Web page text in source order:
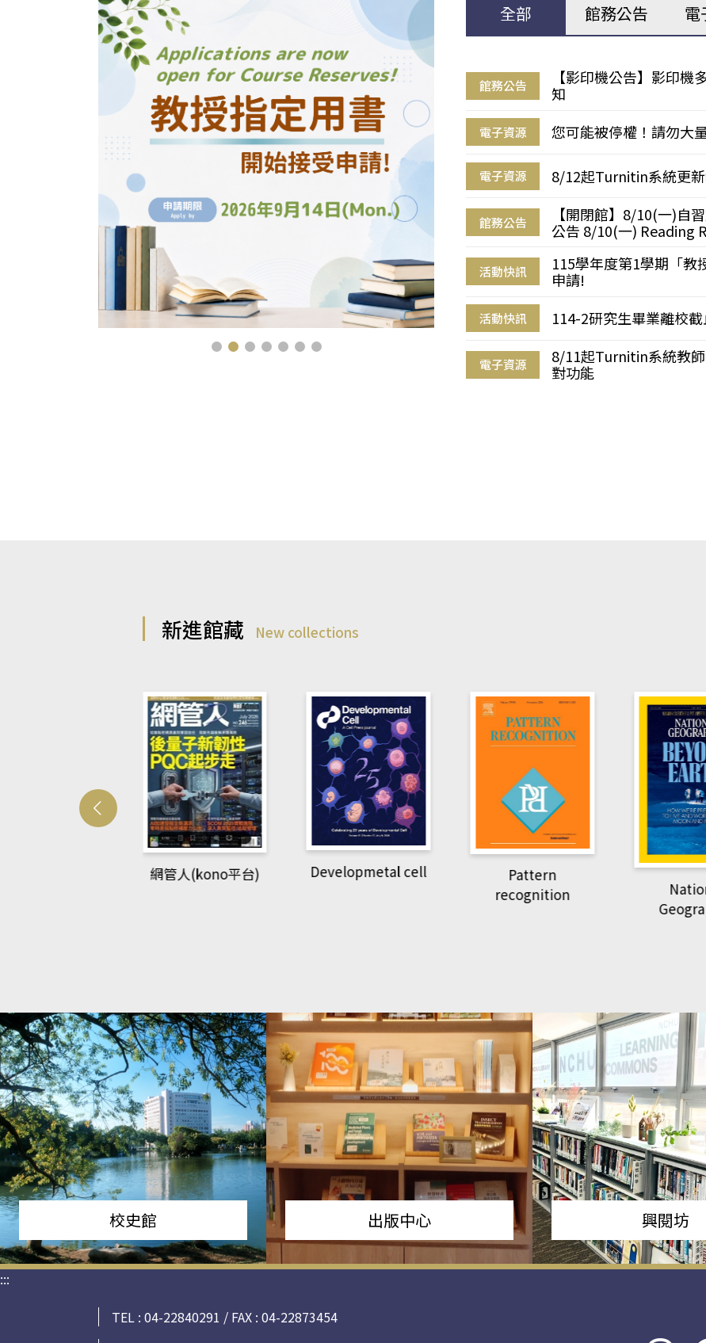
全部 館務公告 電
館務公告
【影印機公告】影印
知
電子資源 您可能被停權！請勿大
電子資源 8/12起Turnitin系統更
館務公告
【開閉館】8/10(一)自
公告 8/10(一) Reading
活動快訊
115學年度第1學期「教
申請!
活動快訊 114-2研究生畢業離校
電子資源
8/11起Turnitin系統教
對功能
新進館藏 New collections
網管人(kono平台) Developmetal cell
Pattern
recognition
校史館 出版中心 興閱坊
:::
TEL : 04-22840291 / FAX : 04-22873454